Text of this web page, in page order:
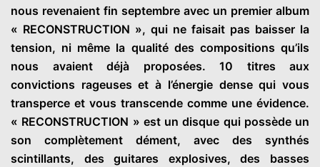
nous revenaient fin septembre avec un premier album
« RECONSTRUCTION », qui ne faisait pas baisser la
tension, ni même la qualité des compositions qu’ils
nous avaient déjà proposées. 10 titres aux
convictions rageuses et à l’énergie dense qui vous
transperce et vous transcende comme une évidence.
« RECONSTRUCTION » est un disque qui possède un
son complètement dément, avec des synthés
scintillants, des guitares explosives, des basses